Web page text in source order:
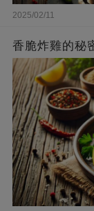
2025/02/11
香脆炸雞的